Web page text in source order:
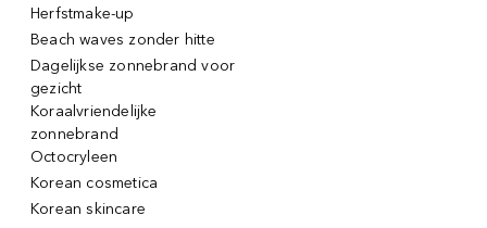
Herfstmake-up
Beach waves zonder hitte
Dagelijkse zonnebrand voor
gezicht
Koraalvriendelijke
zonnebrand
Octocryleen
Korean cosmetica
Korean skincare